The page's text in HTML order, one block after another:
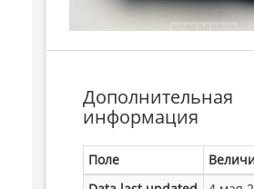
Дополнительная
информация
Поле